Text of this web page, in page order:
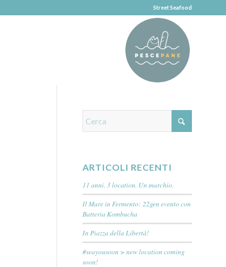
Street Seafood
ARTICOLI RECENTI
11 anni. 3 location. Un marchio.
Il Mare in Fermento: 22gen evento con
Batteria Kombucha
In Piazza della Libertà!
#seayousoon > new location coming
soon!